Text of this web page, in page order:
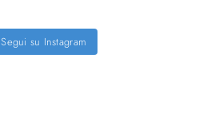
Segui su Instagram